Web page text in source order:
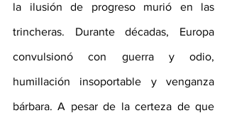
la ilusión de progreso murió en las
trincheras. Durante décadas, Europa
convulsionó con guerra y odio,
humillación insoportable y venganza
bárbara. A pesar de la certeza de que